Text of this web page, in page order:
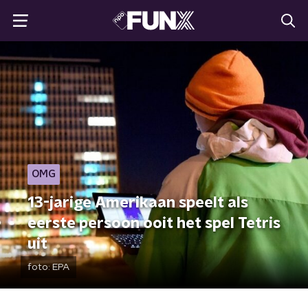
OMG
13-jarige Amerikaan speelt als
eerste persoon ooit het spel Tetris
uit
foto:EPA